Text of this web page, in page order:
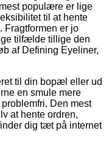
populære er lige
til at hente
Fragtformen er jo
tilfælde tillige den
af Defining Eyeliner,
til din bopæl eller ud
en smule mere
Den mest
at hente ordren,
dig tæt på internet